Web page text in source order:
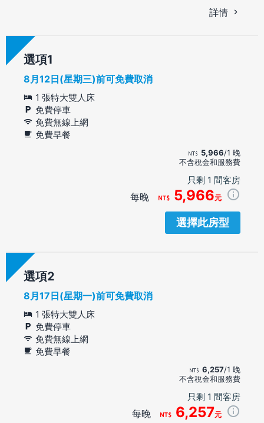
詳情
選項
8月12日(星期三)前可免費取消
1 張特大雙人床
免費停車
免費無線上網
免費早餐
5,966/1 晚
不含稅金和服務費
只剩 1 間客房
每晚 5,966元
選擇此房型
選項
8月17日(星期一)前可免費取消
1 張特大雙人床
免費停車
免費無線上網
免費早餐
6,257/1 晚
不含稅金和服務費
只剩 1 間客房
每晚 6,257元